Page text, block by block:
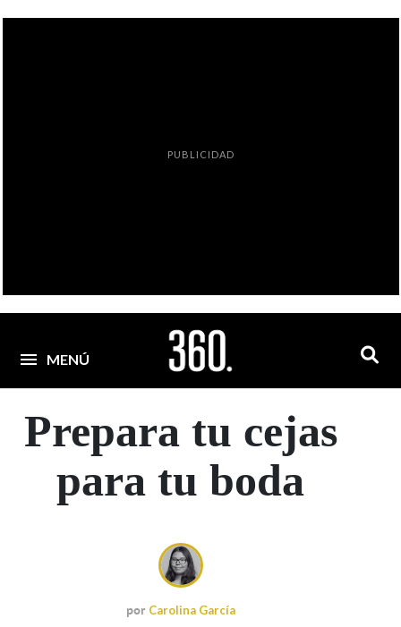
PUBLICIDAD
MENÚ
Prepara tu cejas
para tu boda
por Carolina García